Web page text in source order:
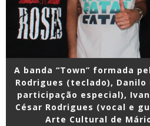
A banda “Town” formada
Rodrigues (teclado),
participação especial),
César Rodrigues (vocal e
Arte Cultural de